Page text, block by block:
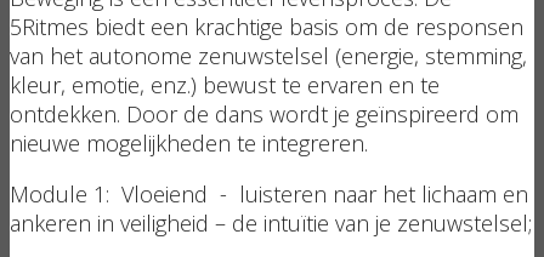
5Ritmes biedt een krachtige basis om de responsen
van het autonome zenuwstelsel (energie, stemming,
kleur, emotie, enz.) bewust te ervaren en te
ontdekken. Door de dans wordt je geïnspireerd om
nieuwe mogelijkheden te integreren.
Module 1: Vloeiend - luisteren naar het lichaam en
ankeren in veiligheid – de intuïtie van je zenuwstelsel;